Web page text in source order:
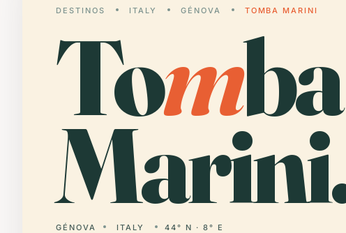
DESTINOS ITALY GÉNOVA TOMBA MARINI
Tomba
GÉNOVA ITALY 44° N · 8° E